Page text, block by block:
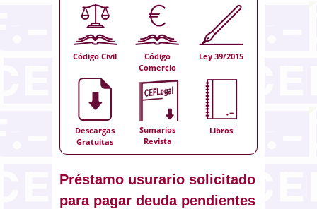
Código Civil
Código
Comercio
Ley 39/2015
Descargas
Gratuitas
Sumarios
Revista
Libros
Préstamo usurario solicitado
para pagar deuda pendientes